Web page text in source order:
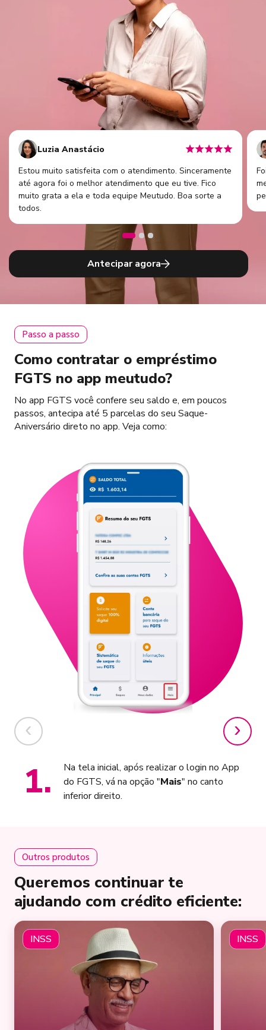
Luzia Anastácio
Estou muito satisfeita com o atendimento. Sinceramente
até agora foi o melhor atendimento que eu tive. Fico
muito grata a ela e toda equipe Meutudo. Boa sorte a
todos.
Antecipar agora
Passo a passo
Como contratar o empréstimo
FGTS no app meutudo?
No app FGTS você confere seu saldo e, em poucos
passos, antecipa até 5 parcelas do seu Saque-
Aniversário direto no app. Veja como:
1.
Na tela inicial, após realizar o login no App
do FGTS, vá na opção "Mais" no canto
inferior direito.
Outros produtos
Queremos continuar te
ajudando com crédito eficiente:
INSS INSS